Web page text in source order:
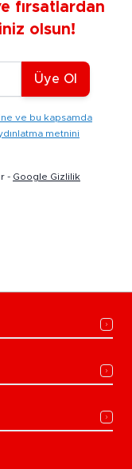
fırsatlardan
olsun!
Adresiniz
Üye Ol
ve bu kapsamda
metnini
- Google Gizlilik